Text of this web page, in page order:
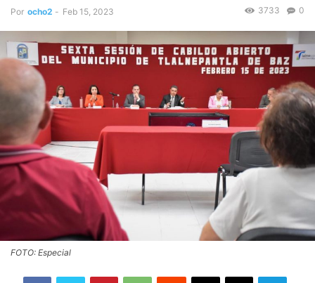
Por ocho2 - Feb 15, 2023 0
3733
FOTO: Especial